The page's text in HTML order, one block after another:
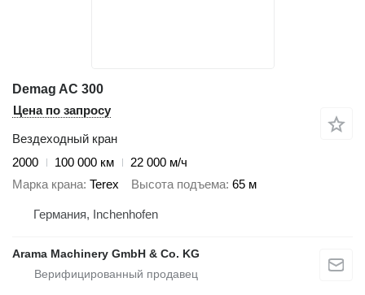
Demag AC 300
Цена по запросу
Вездеходный кран
2000
100 000 км
22 000 м/ч
Марка крана Terex Высота подъема 65 м
Германия, Inchenhofen
Arama Machinery GmbH & Co. KG